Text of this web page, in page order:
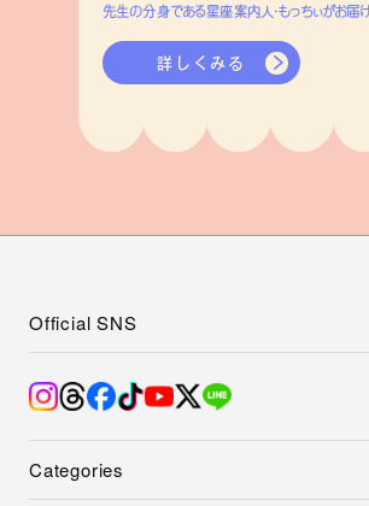
先生の分身である星座案内人・もっちぃがお届け
詳しくみる
Categories
Official SNS